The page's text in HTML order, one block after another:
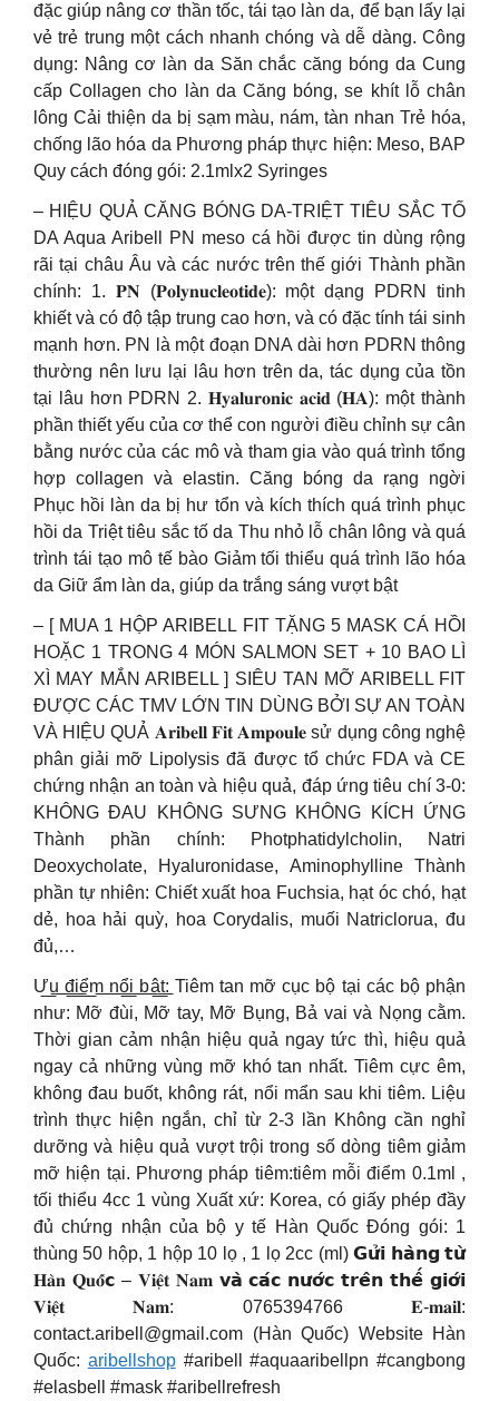
đặc giúp nâng cơ thần tốc, tái tạo làn da, để bạn lấy lại
vẻ trẻ trung một cách nhanh chóng và dễ dàng. Công
dụng: Nâng cơ làn da Săn chắc căng bóng da Cung
cấp Collagen cho làn da Căng bóng, se khít lỗ chân
lông Cải thiện da bị sạm màu, nám, tàn nhan Trẻ hóa,
chống lão hóa da Phương pháp thực hiện: Meso, BAP
Quy cách đóng gói: 2.1mlx2 Syringes
– HIỆU QUẢ CĂNG BÓNG DA-TRIỆT TIÊU SẮC TỐ
DA Aqua Aribell PN meso cá hồi được tin dùng rộng
rãi tại châu Âu và các nước trên thế giới Thành phần
chính: 1. 𝐏𝐍 (𝐏𝐨𝐥𝐲𝐧𝐮𝐜𝐥𝐞𝐨𝐭𝐢𝐝𝐞): một dạng PDRN tinh
khiết và có độ tập trung cao hơn, và có đặc tính tái sinh
mạnh hơn. PN là một đoạn DNA dài hơn PDRN thông
thường nên lưu lại lâu hơn trên da, tác dụng của tồn
tại lâu hơn PDRN 2. 𝐇𝐲𝐚𝐥𝐮𝐫𝐨𝐧𝐢𝐜 𝐚𝐜𝐢𝐝 (𝐇𝐀): một thành
phần thiết yếu của cơ thể con người điều chỉnh sự cân
bằng nước của các mô và tham gia vào quá trình tổng
hợp collagen và elastin. Căng bóng da rạng ngời
Phục hồi làn da bị hư tổn và kích thích quá trình phục
hồi da Triệt tiêu sắc tố da Thu nhỏ lỗ chân lông và quá
trình tái tạo mô tế bào Giảm tối thiểu quá trình lão hóa
da Giữ ẩm làn da, giúp da trắng sáng vượt bật
– [ MUA 1 HỘP ARIBELL FIT TẶNG 5 MASK CÁ HỒI
HOẶC 1 TRONG 4 MÓN SALMON SET + 10 BAO LÌ
XÌ MAY MẮN ARIBELL ] SIÊU TAN MỠ ARIBELL FIT
ĐƯỢC CÁC TMV LỚN TIN DÙNG BỞI SỰ AN TOÀN
VÀ HIỆU QUẢ 𝐀𝐫𝐢𝐛𝐞𝐥𝐥 𝐅𝐢𝐭 𝐀𝐦𝐩𝐨𝐮𝐥𝐞 sử dụng công nghệ
phân giải mỡ Lipolysis đã được tổ chức FDA và CE
chứng nhận an toàn và hiệu quả, đáp ứng tiêu chí 3-0:
KHÔNG ĐAU KHÔNG SƯNG KHÔNG KÍCH ỨNG
Thành phần chính: Photphatidylcholin, Natri
Deoxycholate, Hyaluronidase, Aminophylline Thành
phần tự nhiên: Chiết xuất hoa Fuchsia, hạt óc chó, hạt
dẻ, hoa hải quỳ, hoa Corydalis, muối Natriclorua, đu
đủ,…
Ư͟u͟ ͟đ͟i͟ể͟m͟ ͟n͟ổ͟i͟ ͟b͟ậ͟t͟: Tiêm tan mỡ cục bộ tại các bộ phận
như: Mỡ đùi, Mỡ tay, Mỡ Bụng, Bả vai và Nọng cằm.
Thời gian cảm nhận hiệu quả ngay tức thì, hiệu quả
ngay cả những vùng mỡ khó tan nhất. Tiêm cực êm,
không đau buốt, không rát, nổi mẩn sau khi tiêm. Liệu
trình thực hiện ngắn, chỉ từ 2-3 lần Không cần nghỉ
dưỡng và hiệu quả vượt trội trong số dòng tiêm giảm
mỡ hiện tại. Phương pháp tiêm:tiêm mỗi điểm 0.1ml ,
tối thiểu 4cc 1 vùng Xuất xứ: Korea, có giấy phép đầy
đủ chứng nhận của bộ y tế Hàn Quốc Đóng gói: 1
thùng 50 hộp, 1 hộp 10 lọ , 1 lọ 2cc (ml) 𝗚𝘂̛̉𝗶 𝗵𝗮̀𝗻𝗴 𝘁𝘂̛̀
𝐇𝐚̀𝐧 𝐐𝐮𝐨̂́𝗰 – 𝐕𝐢𝐞̣̂𝐭 𝐍𝐚𝐦 𝘃𝗮̀ 𝗰𝗮́𝗰 𝗻𝘂̛𝗼̛́𝗰 𝘁𝗿𝗲̂𝗻 𝘁𝗵𝗲̂́ 𝗴𝗶𝗼̛́𝗶
𝐕𝐢𝐞̣̂𝐭 𝐍𝐚𝐦: 0765394766 𝐄-𝐦𝐚𝐢𝐥:
contact.aribell@gmail.com (Hàn Quốc) Website Hàn
Quốc: aribellshop#aribell #aquaaribellpn #cangbong
#elasbell #mask #aribellrefresh